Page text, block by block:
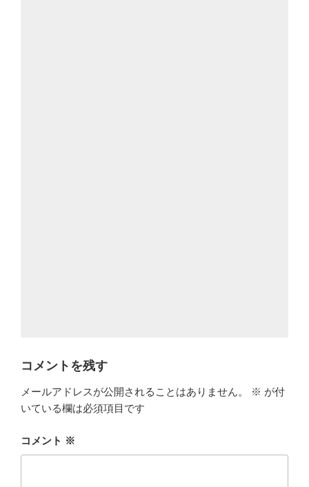
コメントを残す
メールアドレスが公開されることはありません。 ※ が付
いている欄は必須項目です
コメント ※